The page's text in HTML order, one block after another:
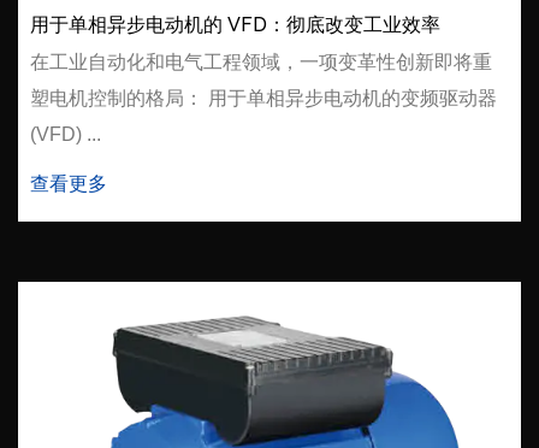
用于单相异步电动机的 VFD：彻底改变工业效率
在工业自动化和电气工程领域，一项变革性创新即将重
塑电机控制的格局： 用于单相异步电动机的变频驱动器
(VFD) ...
查看更多